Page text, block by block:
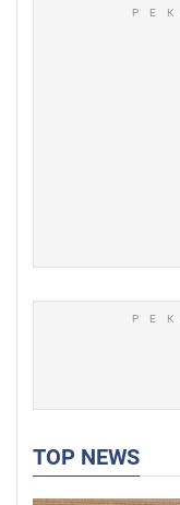
TOP NEWS